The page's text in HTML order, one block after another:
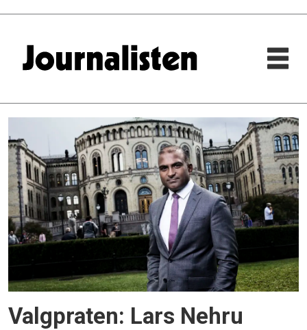
Tag:
per
sandberg
Valgpraten: Lars Nehru